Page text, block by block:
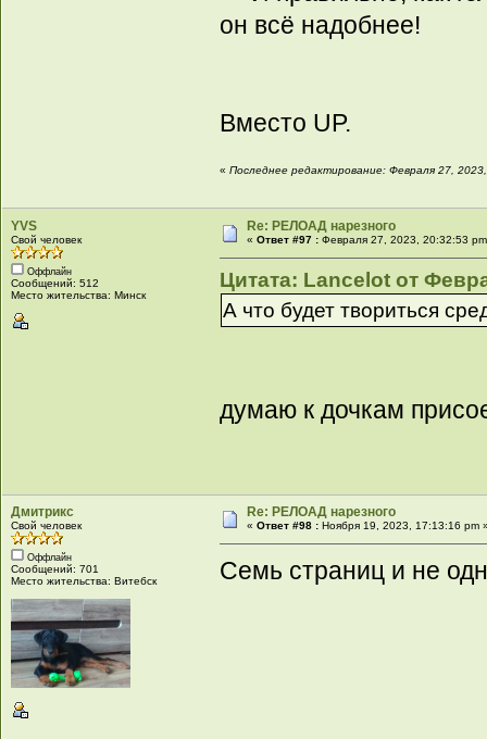
он всё надобнее!
Вместо UP.
«Последнее редактирование: Февраля 27,
YVS
Свой человек
Оффлайн
Сообщений: 512
Место жительства: Минск
Re: РЕЛОАД нарезного
«Ответ #97 : Февраля 27, 2023, 20:32:53
Цитата: Lancelot от
А что будет твориться
думаю к дочкам
Дмитрикс
Свой человек
Оффлайн
Сообщений: 701
Место жительства: Витебск
Re: РЕЛОАД нарезного
«Ответ #98 : Ноября 19, 2023, 17:13:16 pm
Семь страниц и не